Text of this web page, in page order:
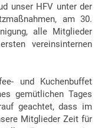
unser HFV unter der
am 30.
alle Mitglieder
vereinsinternen
und Kuchenbuffet
gemütlichen Tages
geachtet, dass im
Mitglieder Zeit für